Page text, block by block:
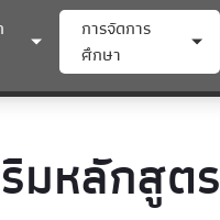
การจัดการ
ศึกษา
มหลักสูตร